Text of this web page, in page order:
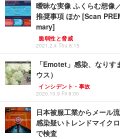
曖昧な実像 ふくらむ想
推奨事項 ほか [Scan
mary]
脆弱性と脅威
2021.2.4 Thu 8:15
「Emotet」感染、なり
ウス）
インシデント・事故
2020.10.9 Fri 8:00
日本被服工業からメール
感染疑いトレンドマイク
で検査